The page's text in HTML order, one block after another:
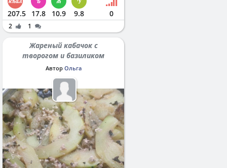
207.5 17.8 10.9 9.8 0
2 1
Жареный кабачок с
творогом и базиликом
Автор Ольга